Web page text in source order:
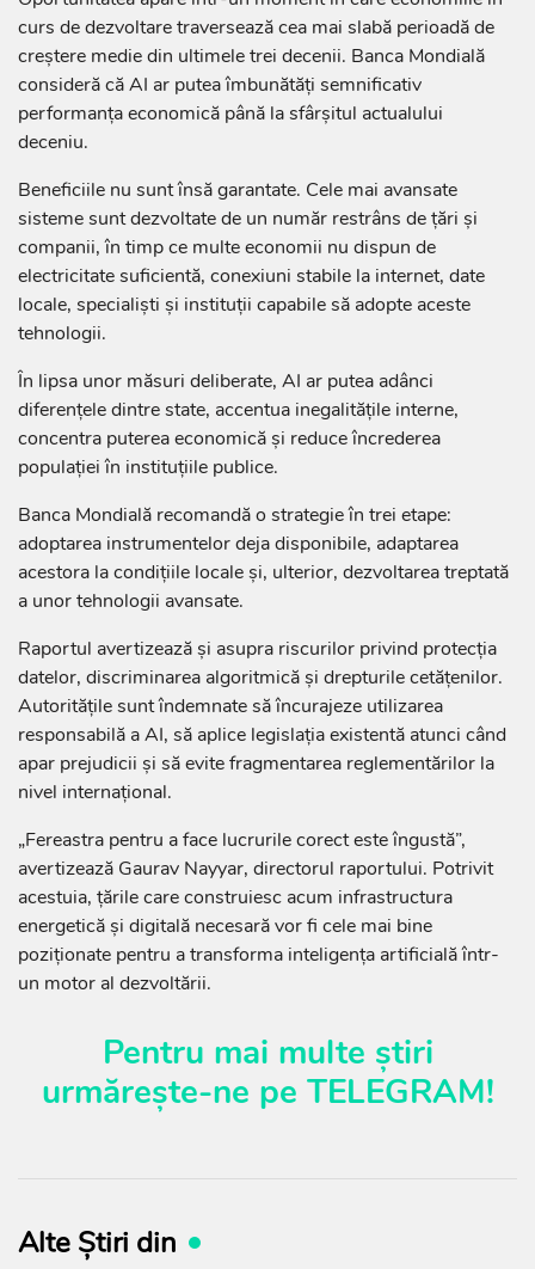
curs de dezvoltare traversează cea mai slabă perioadă de
creștere medie din ultimele trei decenii. Banca Mondială
consideră că AI ar putea îmbunătăți semnificativ
performanța economică până la sfârșitul actualului
deceniu.
Beneficiile nu sunt însă garantate. Cele mai avansate
sisteme sunt dezvoltate de un număr restrâns de țări și
companii, în timp ce multe economii nu dispun de
electricitate suficientă, conexiuni stabile la internet, date
locale, specialiști și instituții capabile să adopte aceste
tehnologii.
În lipsa unor măsuri deliberate, AI ar putea adânci
diferențele dintre state, accentua inegalitățile interne,
concentra puterea economică și reduce încrederea
populației în instituțiile publice.
Banca Mondială recomandă o strategie în trei etape:
adoptarea instrumentelor deja disponibile, adaptarea
acestora la condițiile locale și, ulterior, dezvoltarea treptată
a unor tehnologii avansate.
Raportul avertizează și asupra riscurilor privind protecția
datelor, discriminarea algoritmică și drepturile cetățenilor.
Autoritățile sunt îndemnate să încurajeze utilizarea
responsabilă a AI, să aplice legislația existentă atunci când
apar prejudicii și să evite fragmentarea reglementărilor la
nivel internațional.
„Fereastra pentru a face lucrurile corect este îngustă”,
avertizează Gaurav Nayyar, directorul raportului. Potrivit
acestuia, țările care construiesc acum infrastructura
energetică și digitală necesară vor fi cele mai bine
poziționate pentru a transforma inteligența artificială într-
un motor al dezvoltării.
Pentru mai multe știri
urmărește-ne pe TELEGRAM!
Alte Știri din